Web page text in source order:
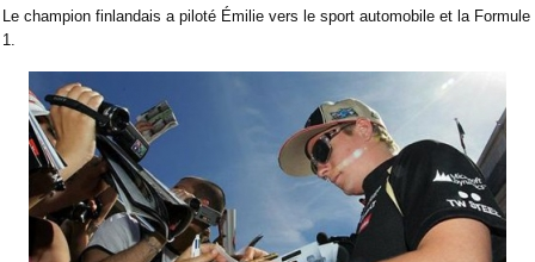
Le champion finlandais a piloté Émilie vers le sport automobile et la Formule
1.